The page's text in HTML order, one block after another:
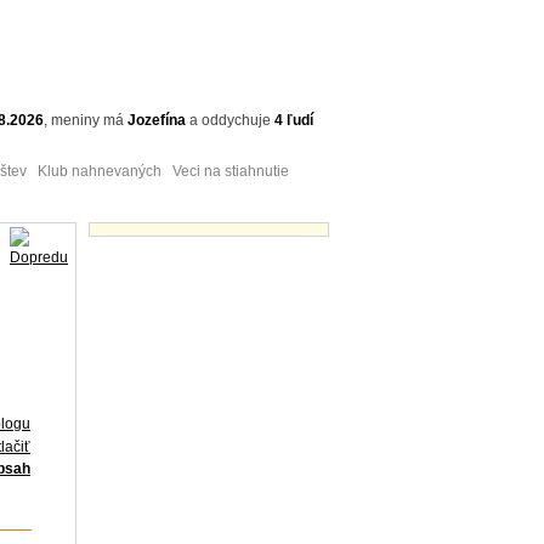
, meniny má Jozefína a oddychuje 4 ľudí
Klub nahnevaných Veci na stiahnutie